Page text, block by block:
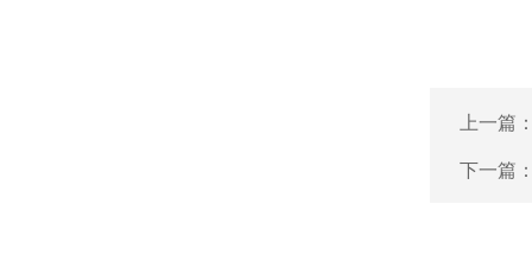
上一篇
下一篇